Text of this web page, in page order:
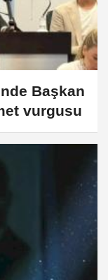
Başkan
vurgusu